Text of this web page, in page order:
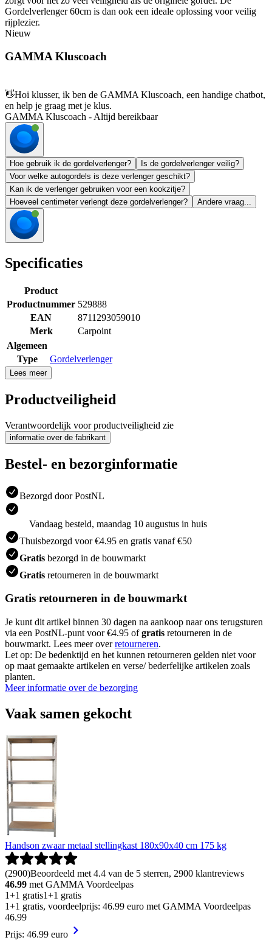
Gordelverlenger 60cm is dan ook een ideale oplossing voor veilig
rijplezier.
Nieuw
GAMMA Kluscoach
👋Hoi klusser, ik ben de GAMMA Kluscoach, een handige chatbot,
en help je graag met je klus.
GAMMA Kluscoach - Altijd bereikbaar
Hoe gebruik ik de gordelverlenger?
Is de gordelverlenger veilig?
Voor welke autogordels is deze verlenger geschikt?
Kan ik de verlenger gebruiken voor een kookzitje?
Hoeveel centimeter verlengt deze gordelverlenger?
Andere vraag...
Specificaties
Product
Productnummer 529888
EAN
8711293059010
Merk
Carpoint
Algemeen
Type
Gordelverlenger
Lees meer
Productveiligheid
Verantwoordelijk voor productveiligheid zie
informatie over de fabrikant
Bestel- en bezorginformatie
Bezorgd door PostNL
Vandaag besteld, maandag 10 augustus in huis
Thuisbezorgd voor €4.95 en gratis vanaf €50
Gratis bezorgd in de bouwmarkt
Gratis retourneren in de bouwmarkt
Gratis retourneren in de bouwmarkt
Je kunt dit artikel binnen 30 dagen na aankoop naar ons terugsturen
via een PostNL-punt voor €4.95 ofgratis retourneren in de
bouwmarkt. Lees meer overretourneren.
Let op: De bedenktijd en het kunnen retourneren gelden niet voor
op maat gemaakte artikelen en verse/ bederfelijke artikelen zoals
planten.
Meer informatie over de bezorging
Vaak samen gekocht
Handson zwaar metaal stellingkast 180x90x40 cm 175 kg
(2900)Beoordeeld met 4.4 van de 5 sterren, 2900 klantreviews
46.99 met GAMMA Voordeelpas
1+1 gratis1+1 gratis
1+1 gratis, voordeelprijs: 46.99 euro met GAMMA Voordeelpas
46.99
Prijs: 46.99 euro